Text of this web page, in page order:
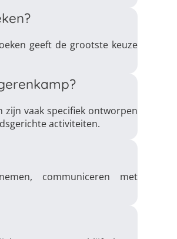
geeft de grootste keuze
zijn vaak specifiek ontworpen
activiteiten.
communiceren met